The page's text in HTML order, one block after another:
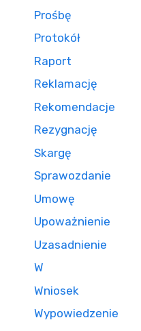
Prośbę
Protokół
Raport
Reklamację
Rekomendacje
Rezygnację
Skargę
Sprawozdanie
Umowę
Upoważnienie
Uzasadnienie
W
Wniosek
Wypowiedzenie